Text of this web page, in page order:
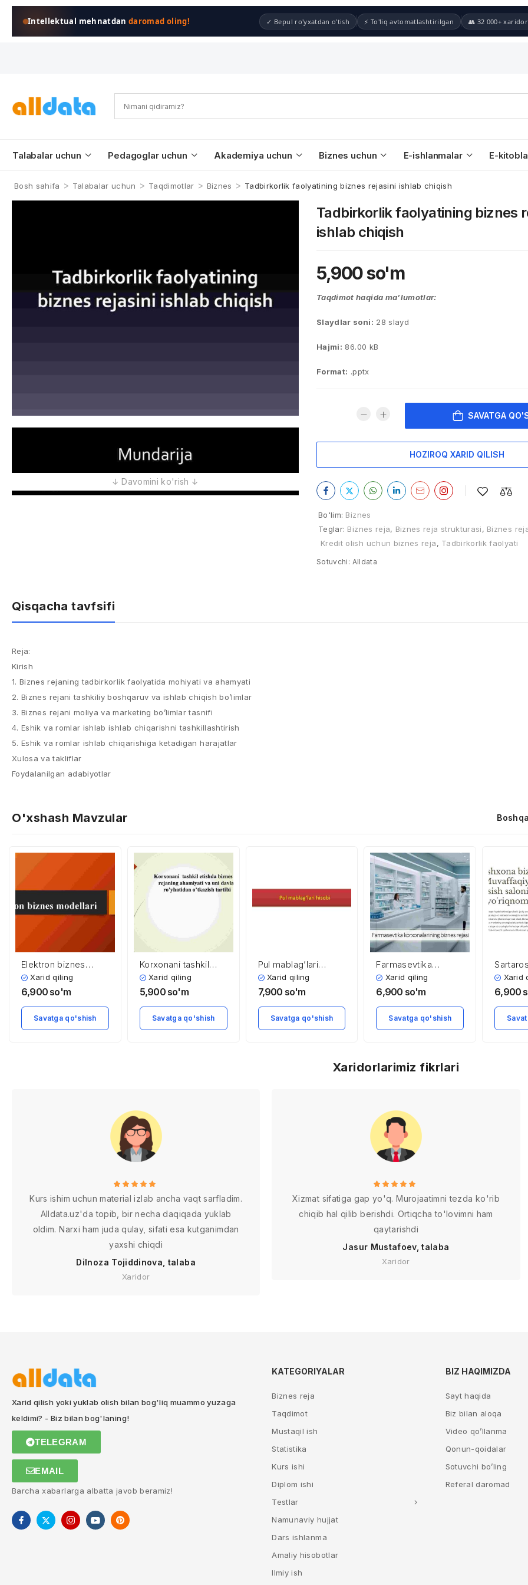
Intellektual mehnatdandaromad oling! ✓ Bepul ro'yxatdan o'tish ⚡ To'liq avtomatlashtirilgan 👥 32 000+ xaridor
Talabalar uchun Pedagoglar uchun Akademiya uchun Biznes uchun E-ishlanmalar E-
Bosh sahifa > Talabalar uchun > Taqdimotlar > Biznes > Tadbirkorlik faolyatining biznes rejasini ishlab chiqish
Tadbirkorlik faolyatining biznes
ishlab chiqish
5,900so'm
Taqdimot haqida ma’lumotlar:
Slaydlar soni: 28 slayd
Hajmi: 86.00 kB
Format: .pptx
SAVATGA
HOZIROQ XARID QILISH
Bo'lim: Biznes
Teglar: Biznes reja, Biznes reja strukturasi, Biznes
Kredit olish uchun biznes reja, Tadbirkorlik faolyati
Sotuvchi: Alldata
Qisqacha tavfsifi
Reja:
Kirish
1. Biznes rejaning tadbirkorlik faolyatida mohiyati va ahamyati
2. Biznes rejani tashkiliy boshqaruv va ishlab chiqish bo’limlar
3. Biznes rejani moliya va marketing bo’limlar tasnifi
4. Eshik va romlar ishlab ishlab chiqarishni tashkillashtirish
5. Eshik va romlar ishlab chiqarishiga ketadigan harajatlar
Xulosa va takliflar
Foydalanilgan adabiyotlar
O'xshash Mavzular
Elektron biznes
modellari
Xarid qiling
6,900 so'm
Savatga qo'shish
Korxonani tashkil
etishda biznes
rejaning ahamiyati va
ro’yhatidan o’tkazish
tartibi
Xarid qiling
5,900 so'm
Savatga qo'shish
Pul mablag’lari
hisobi
Xarid qiling
7,900 so'm
Savatga qo'shish
Farmasevtika
korxonalarining
biznes rejasi
Xarid qiling
6,900 so'm
Savatga qo'shish
biznes
Xarid
6,900
Xaridorlarimiz fikrlari
Kurs ishim uchun material izlab ancha vaqt sarfladim.
Alldata.uz'da topib, bir necha daqiqada yuklab
oldim. Narxi ham juda qulay, sifati esa kutganimdan
yaxshi chiqdi
Dilnoza Tojiddinova, talaba
Xaridor
Xizmat sifatiga gap yo'q. Murojaatimni tezda ko'rib
chiqib hal qilib berishdi. Ortiqcha to'lovimni ham
qaytarishdi
Jasur Mustafoev, talaba
Xaridor
Xarid qilish yoki yuklab olish bilan bog'liq muammo yuzaga
keldimi? - Biz bilan bog'laning!
TELEGRAM
EMAIL
Barcha xabarlarga albatta javob beramiz!
KATEGORIYALAR
Biznes reja
Taqdimot
Mustaqil ish
Statistika
Kurs ishi
Diplom ishi
Testlar
Namunaviy hujjat
Dars ishlanma
Amaliy hisobotlar
Ilmiy ish
BIZ HAQIMIZDA
Sayt haqida
Biz bilan aloqa
Video qo’llanma
Qonun-qoidalar
Sotuvchi bo’ling
Referal daromad